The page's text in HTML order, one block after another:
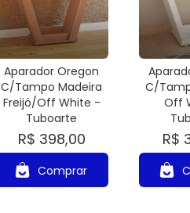
Aparador Oregon
C/Tampo Madeira
Freijó/Off White -
Tuboarte
R$ 398,00
Comprar
C/
Off
R$